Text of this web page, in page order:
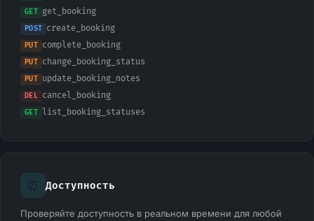
GET get_booking
POST create_booking
PUT complete_booking
PUT change_booking_status
PUT update_booking_notes
DEL cancel_booking
GET list_booking_statuses
⏰ Доступность
Проверяйте доступность в реальном времени для любой